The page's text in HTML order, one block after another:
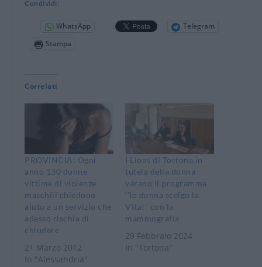
Condividi:
WhatsApp
Telegram
Stampa
Correlati
PROVINCIA: Ogni
anno 130 donne
vittime di violenze
maschili chiedono
aiuto a un servizio che
adesso rischia di
chiudere
21 Marzo 2012
In "Alessandria"
I Lions di Tortona in
tutela della donna
varano il programma
‘’Io donna scelgo la
Vita!” con la
mammografia
29 Febbraio 2024
In "Tortona"